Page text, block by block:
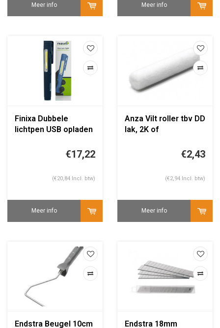
Meer info Meer info
Finixa Dubbele
lichtpen USB opladen
€17,22
(€20,84 Incl. btw)
Meer info
Anza Vilt roller tbv DD
lak, 2K of
€2,43
(€2,94 Incl. btw)
Meer info
Endstra Beugel 10cm Endstra 18mm